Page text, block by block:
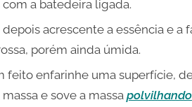
com a batedeira ligada.
acrescente a essência e a
porém ainda úmida.
feito enfarinhe uma superfície,
e sove a massa polvilhando